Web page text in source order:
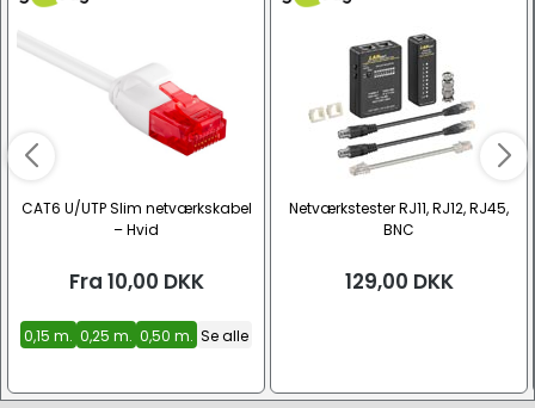
CAT6 U/UTP Slim netværkskabel
– Hvid
Fra 10,00 DKK
0,15 m. 0,25 m. 0,50 m. Se alle
Netværkstester RJ11, RJ12, RJ45,
BNC
129,00 DKK